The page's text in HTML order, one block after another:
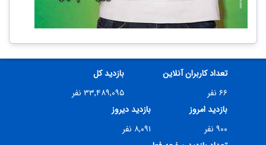
تعداد کاربران آنلاین
۶۶ نفر
بازدید کل
۳۳,۴۸۹,۰۹۵ نفر
بازدید امروز
۹۰۰ نفر
بازدید دیروز
۸,۰۹۱ نفر